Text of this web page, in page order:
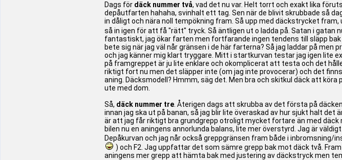
Dags för däck nummer två, vad det nu var. Helt torrt och exakt lika
depåutfarten hahaha, svinhalt ett tag. Sen när de blivit skrubbade så
in dåligt och nära noll tempökning fram. Så upp med däckstrycket
så in igen för att få "rätt" tryck. Så äntligen ut o ladda på. Satan i gatan
fantastiskt, jag ökar farten men fortfarande ingen tendens till släpp bak
bete sig när jag väl når gränsen i de här farterna? Så jag laddar på
och jag känner mig klart tryggare. Mitt i startkurvan testar jag igen lite
på framgreppet är ju lite enklare och okomplicerat att testa och det
riktigt fort nu men det släpper inte (om jag inte provocerar) och det
aning. Däcksmodell? Hmmm, säg det. Men bra och skitkul däck att
ute med dom.
Så, däck nummer tre . Återigen dags att skrubba av det första på
innan jag ska ut på banan, så jag blir lite överaskad av hur sjukt halt
är att jag får riktigt bra grundgrepp otroligt mycket fortare än med
bilen nu en aningens annorlunda balans, lite mer överstyrd. Jag är
Depåkurvan och jag når också greppgränsen fram både i inbromsning/
) och F2. Jag uppfattar det som sämre grepp bak mot däck två.
aningens mer grepp att hämta bak med justering av däckstryck men